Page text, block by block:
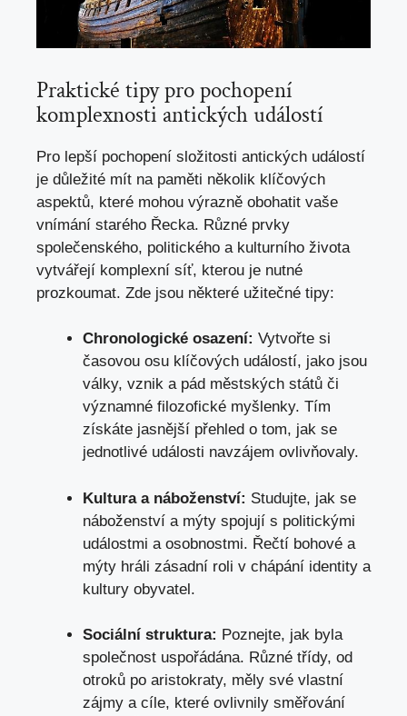
Praktické​ tipy pro pochopení
komplexnosti antických událostí
Pro ‍lepší pochopení složitosti antických událostí
‌je důležité mít ⁣na paměti několik klíčových
aspektů, ⁢které⁣ mohou ‌výrazně ​obohatit ⁤vaše
vnímání starého Řecka. Různé prvky
společenského, politického a kulturního života​
vytvářejí komplexní síť,⁢ kterou je nutné
⁣prozkoumat. Zde⁤ jsou některé užitečné tipy:
Chronologické osazení: Vytvořte si
časovou‌ osu klíčových událostí, jako ⁢jsou
války, vznik a pád⁤ městských států‍ či
významné filozofické myšlenky. Tím
získáte jasnější přehled o tom, jak se
jednotlivé události navzájem ovlivňovaly.
Kultura a náboženství: Studujte, jak se
náboženství a mýty spojují‍ s politickými
událostmi a osobnostmi. Řečtí bohové a⁤
mýty hráli zásadní roli v chápání⁣ identity a​
kultury obyvatel.
Sociální struktura: Poznejte, jak ⁣byla
společnost uspořádána. ⁢Různé třídy, od
otroků po aristokraty, měly své vlastní
zájmy a cíle,‌ které ovlivnily směřování